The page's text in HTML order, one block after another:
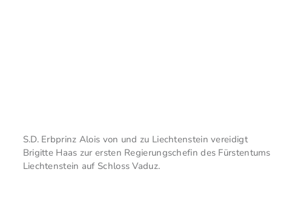
S.D. Erbprinz Alois von und zu Liechtenstein vereidigt
Brigitte Haas zur ersten Regierungschefin des Fürstentums
Liechtenstein auf Schloss Vaduz.